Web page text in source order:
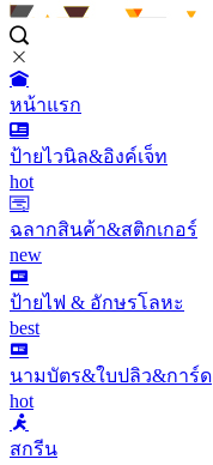
หน้าแรก
ป้ายไวนิล&อิงค์เจ็ท
hot
ฉลากสินค้า&สติกเกอร์
new
ป้ายไฟ & อักษรโลหะ
best
นามบัตร&ใบปลิว&การ์ด
hot
สกรีน